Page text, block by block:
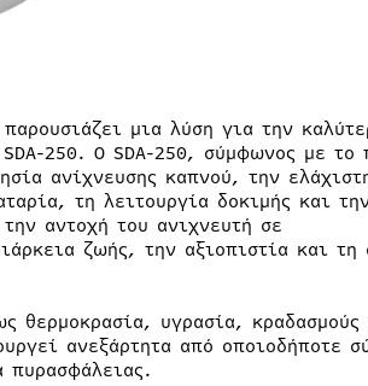
μια λύση για την
250. O SDA-250, σύμφωνος με το
ανίχνευσης καπνού, την
τη λειτουργία δοκιμής και
αντοχή του ανιχνευτή σε
ζωής, την αξιοπιστία και τη
θερμοκρασία, υγρασία, κραδασμούς
ανεξάρτητα από οποιοδήποτε
πυρασφάλειας.